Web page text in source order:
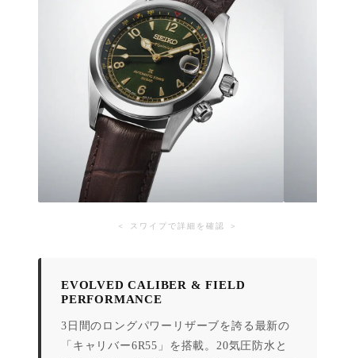
＜ スワイプで詳細を確認 ＞
EVOLVED CALIBER & FIELD
PERFORMANCE
3日間のロングパワーリザーブを誇る最新の
「キャリバー6R55」を搭載。20気圧防水と